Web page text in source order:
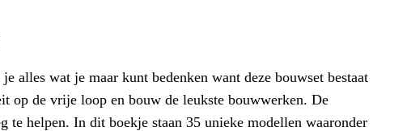
alles wat je maar kunt bedenken want deze bouwset bestaat
op de vrije loop en bouw de leukste bouwwerken. De
te helpen. In dit boekje staan 35 unieke modellen waaronder